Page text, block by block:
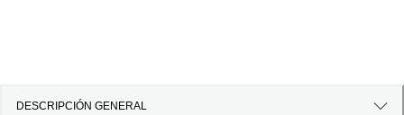
DESCRIPCIÓN GENERAL